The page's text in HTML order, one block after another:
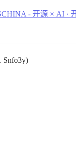
- 开源 × AI ·
Snfo3y)